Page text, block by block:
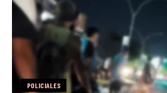
POLICIALES